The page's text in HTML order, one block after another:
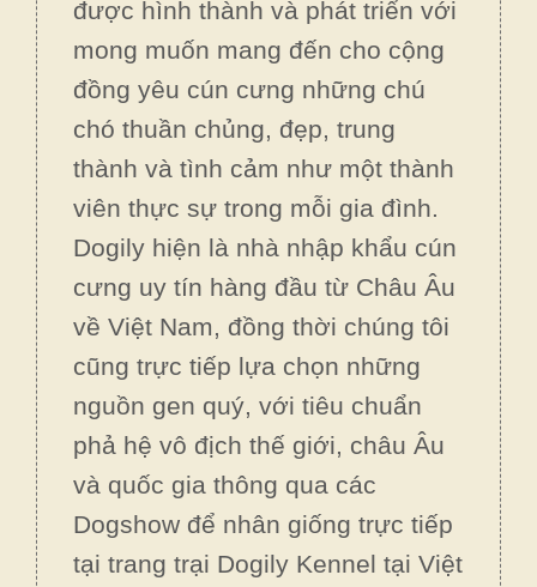
được hình thành và phát triển với
mong muốn mang đến cho cộng
đồng yêu cún cưng những chú
chó thuần chủng, đẹp, trung
thành và tình cảm như một thành
viên thực sự trong mỗi gia đình.
Dogily hiện là nhà nhập khẩu cún
cưng uy tín hàng đầu từ Châu Âu
về Việt Nam, đồng thời chúng tôi
cũng trực tiếp lựa chọn những
nguồn gen quý, với tiêu chuẩn
phả hệ vô địch thế giới, châu Âu
và quốc gia thông qua các
Dogshow để nhân giống trực tiếp
tại trang trại Dogily Kennel tại Việt